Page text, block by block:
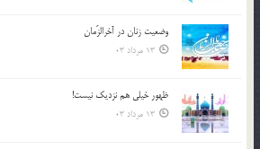
وضعیت زنان در آخرالزّمان
13 مرداد 03
ظهور خیلی هم نزدیک نیست!
13 مرداد 03